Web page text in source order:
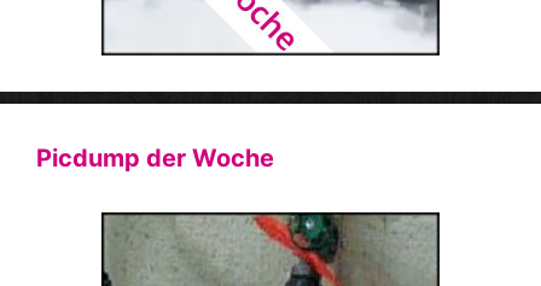
Picdump der Woche